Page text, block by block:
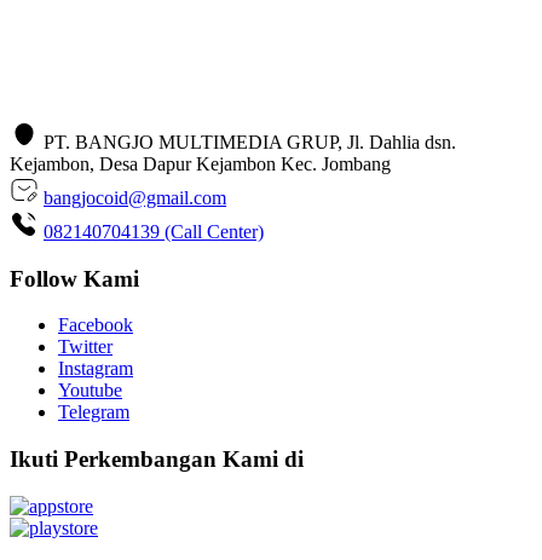
PT. BANGJO MULTIMEDIA GRUP, Jl. Dahlia dsn.
Kejambon, Desa Dapur Kejambon Kec. Jombang
bangjocoid@gmail.com
082140704139 (Call Center)
Follow Kami
Facebook
Twitter
Instagram
Youtube
Telegram
Ikuti Perkembangan Kami di